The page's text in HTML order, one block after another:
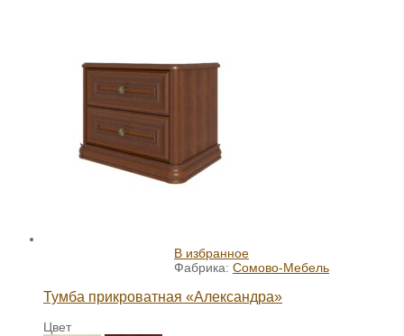
В избранное
Фабрика: Сомово-Мебель
Тумба прикроватная «Александра»
Цвет